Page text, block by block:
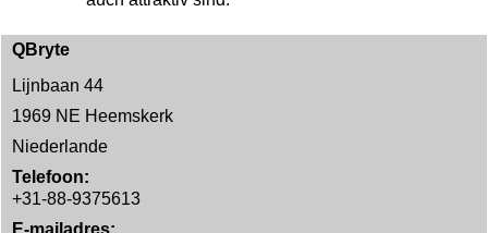
QBryte
Lijnbaan 44
1969 NE Heemskerk
Niederlande
Telefoon:
+31-88-9375613
E-mailadres: